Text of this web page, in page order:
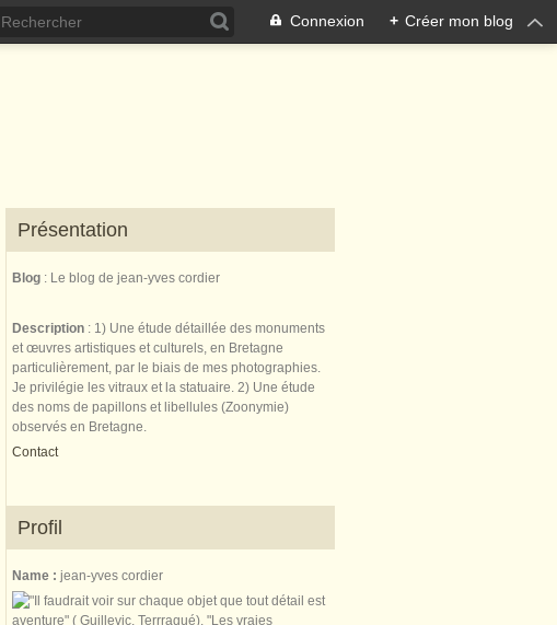
Connexion + Créer mon blog
Présentation
Blog : Le blog de jean-yves cordier
Description : 1) Une étude détaillée des monuments
et œuvres artistiques et culturels, en Bretagne
particulièrement, par le biais de mes photographies.
Je privilégie les vitraux et la statuaire. 2) Une étude
des noms de papillons et libellules (Zoonymie)
observés en Bretagne.
Contact
Profil
Name : jean-yves cordier